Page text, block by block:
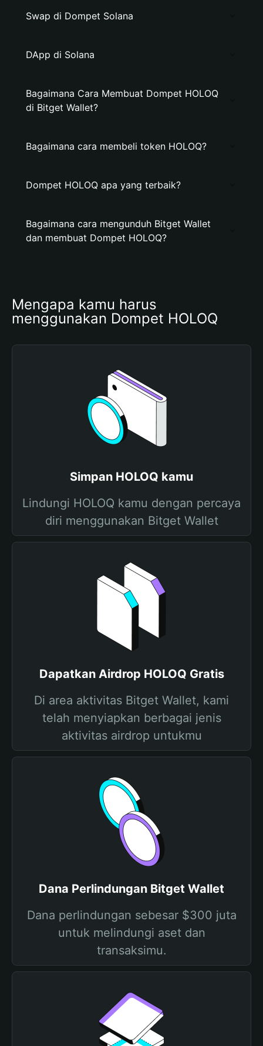
Swap di Dompet Solana
DApp di Solana
Bagaimana Cara Membuat Dompet HOLOQ
di Bitget Wallet?
Bagaimana cara membeli token HOLOQ?
Dompet HOLOQ apa yang terbaik?
Bagaimana cara mengunduh Bitget Wallet
dan membuat Dompet HOLOQ?
Mengapa kamu harus
menggunakan Dompet HOLOQ
Simpan HOLOQ kamu
Lindungi HOLOQ kamu dengan percaya
diri menggunakan Bitget Wallet
Dapatkan Airdrop HOLOQ Gratis
Di area aktivitas Bitget Wallet, kami
telah menyiapkan berbagai jenis
aktivitas airdrop untukmu
Dana Perlindungan Bitget Wallet
Dana perlindungan sebesar $300 juta
untuk melindungi aset dan
transaksimu.